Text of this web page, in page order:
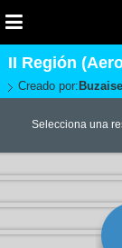
II Región
Creado por:
Selecciona una